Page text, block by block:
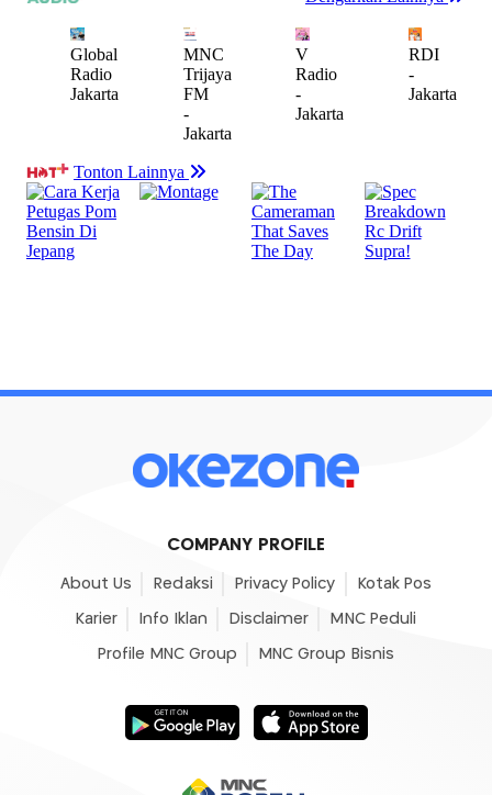
COMPANY PROFILE
About Us Redaksi Privacy Policy Kotak Pos
Karier Info Iklan Disclaimer MNC Peduli
Profile MNC Group MNC Group Bisnis